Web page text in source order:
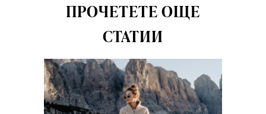
ПРОЧЕТЕТЕ ОЩЕ
СТАТИИ